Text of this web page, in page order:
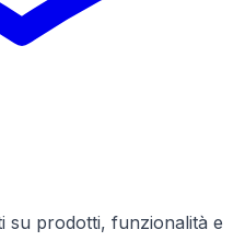
su prodotti, funzionalità e